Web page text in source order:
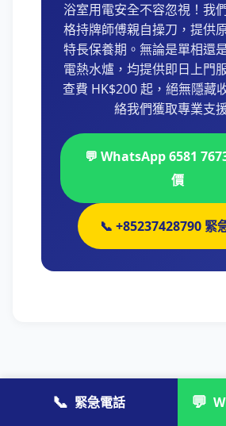
浴室用電安全不容忽視！我
格持牌師傅親自操刀，提供
特長保養期。無論是單相還
電熱水爐，均提供即日上門
查費 HK$200 起，絕無隱藏
絡我們獲取專業支
💬 WhatsApp 6581
價
📞 +85237428790 緊
需要即熱式電熱水
📞 緊急電話 💬